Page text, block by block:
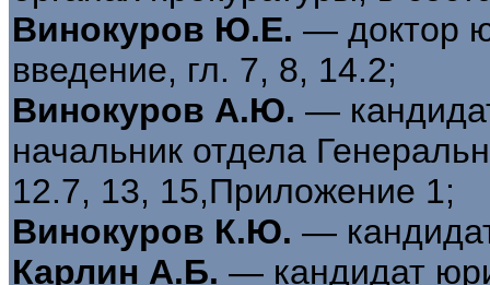
Винокуров Ю.Е. — доктор
введение, гл. 7, 8, 14.2;
Винокуров А.Ю. —
начальник отдела
12.7, 13, 15,Приложение 1;
Винокуров К.Ю. —
Карлин А.Б. — кандидат